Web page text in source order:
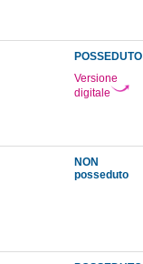
POSSEDUTO
Versione
digitale
NON
posseduto